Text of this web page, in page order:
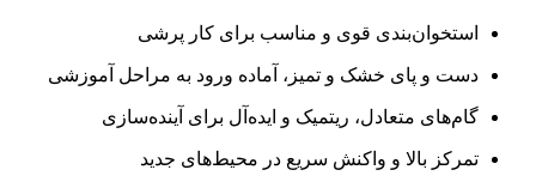
استخوان‌بندی قوی و مناسب برای کار پرشی
دست و پای خشک و تمیز، آماده ورود به مراحل آموزشی
گام‌های متعادل، ریتمیک و ایده‌آل برای آینده‌سازی
تمرکز بالا و واکنش سریع در محیط‌های جدید